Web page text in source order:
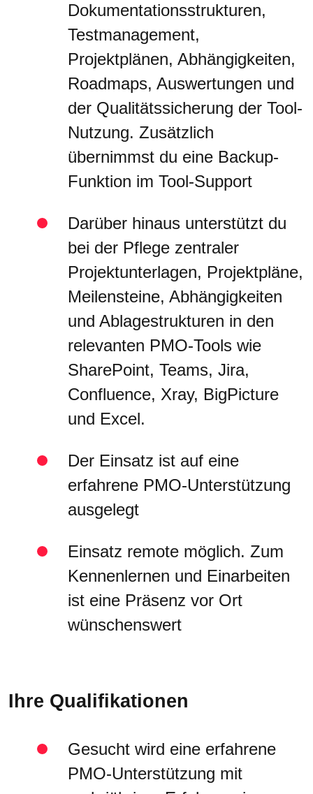
Dokumentationsstrukturen,
Testmanagement,
Projektplänen, Abhängigkeiten,
Roadmaps, Auswertungen und
der Qualitätssicherung der Tool-
Nutzung. Zusätzlich
übernimmst du eine Backup-
Funktion im Tool-Support
Darüber hinaus unterstützt du
bei der Pflege zentraler
Projektunterlagen, Projektpläne,
Meilensteine, Abhängigkeiten
und Ablagestrukturen in den
relevanten PMO-Tools wie
SharePoint, Teams, Jira,
Confluence, Xray, BigPicture
und Excel.
Der Einsatz ist auf eine
erfahrene PMO-Unterstützung
ausgelegt
Einsatz remote möglich. Zum
Kennenlernen und Einarbeiten
ist eine Präsenz vor Ort
wünschenswert
Ihre Qualifikationen
Gesucht wird eine erfahrene
PMO-Unterstützung mit